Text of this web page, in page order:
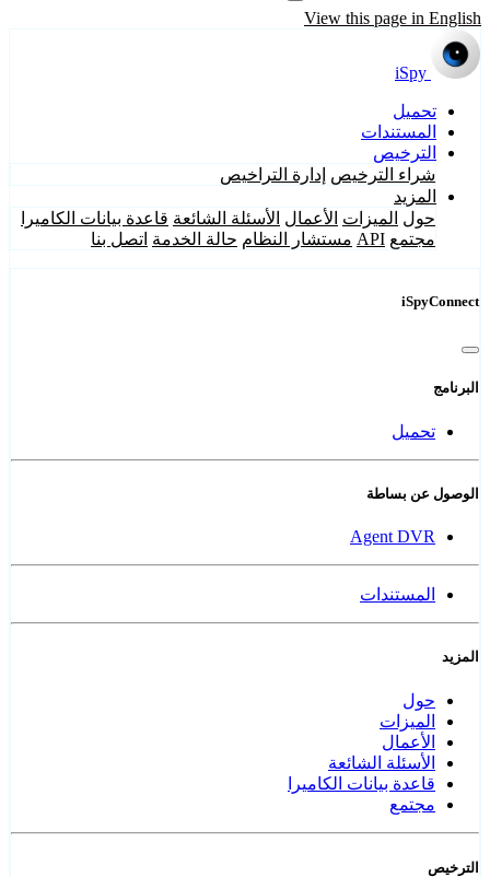
View this page in English
iSpy
تحميل
المستندات
الترخيص
شراء الترخيص إدارة التراخيص
المزيد
حول الميزات الأعمال الأسئلة الشائعة قاعدة بيانات الكاميرا
مجتمع API مستشار النظام حالة الخدمة اتصل بنا
iSpyConnect
البرنامج
تحميل
الوصول عن بساطة
Agent DVR
المستندات
المزيد
حول
الميزات
الأعمال
الأسئلة الشائعة
قاعدة بيانات الكاميرا
مجتمع
الترخيص